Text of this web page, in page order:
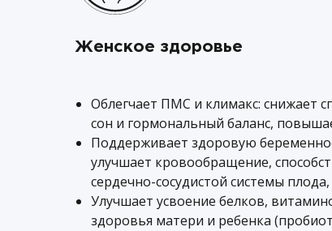
Женское здоровье
Облегчает ПМС и климакс: снижает
сон и гормональный баланс,
Поддерживает здоровую
улучшает кровообращение,
сердечно-сосудистой системы
Улучшает усвоение белков,
здоровья матери и ребенка